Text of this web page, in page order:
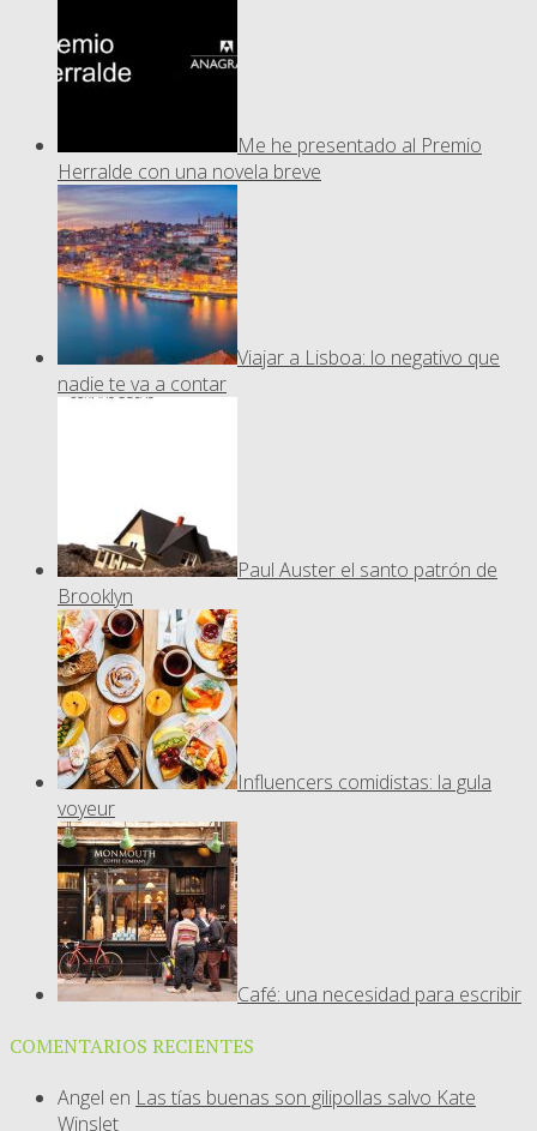
Me he presentado al Premio
Herralde con una novela breve
Viajar a Lisboa: lo negativo que
nadie te va a contar
Paul Auster el santo patrón de
Brooklyn
Influencers comidistas: la gula
voyeur
Café: una necesidad para escribir
COMENTARIOS RECIENTES
Angel en Las tías buenas son gilipollas salvo Kate
Winslet